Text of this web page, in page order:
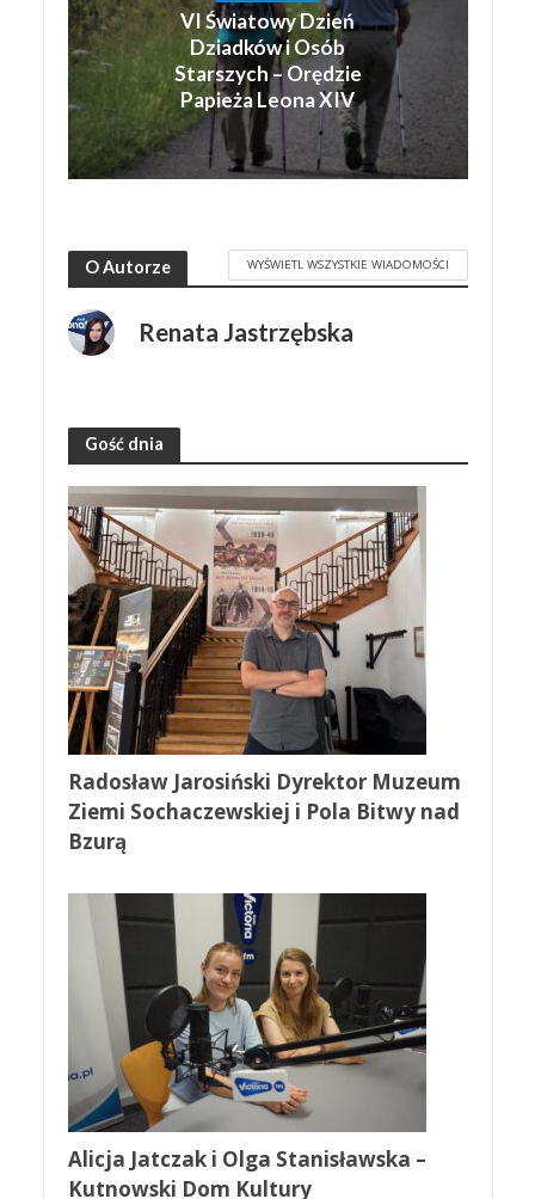
VI Światowy Dzień
Dziadków i Osób
Starszych – Orędzie
Papieża Leona XIV
O Autorze WYŚWIETL WSZYSTKIE WIADOMOŚCI
Renata Jastrzębska
Gość dnia
Radosław Jarosiński Dyrektor Muzeum
Ziemi Sochaczewskiej i Pola Bitwy nad
Bzurą
Alicja Jatczak i Olga Stanisławska –
Kutnowski Dom Kultury